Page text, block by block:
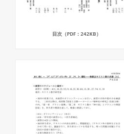
目次（PDF：242KB）